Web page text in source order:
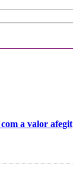
a valor afegit